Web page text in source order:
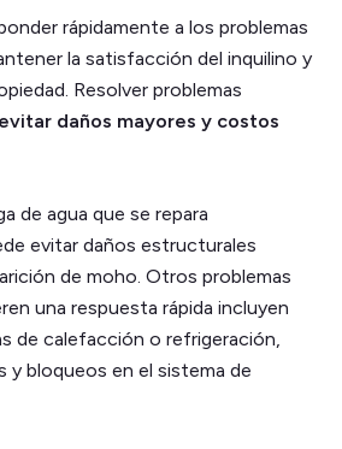
rápidamente a los problemas
la satisfacción del inquilino y
Resolver problemas
evitar daños mayores y costos
de agua que se repara
evitar daños estructurales
de moho. Otros problemas
una respuesta rápida incluyen
de calefacción o refrigeración,
y bloqueos en el sistema de